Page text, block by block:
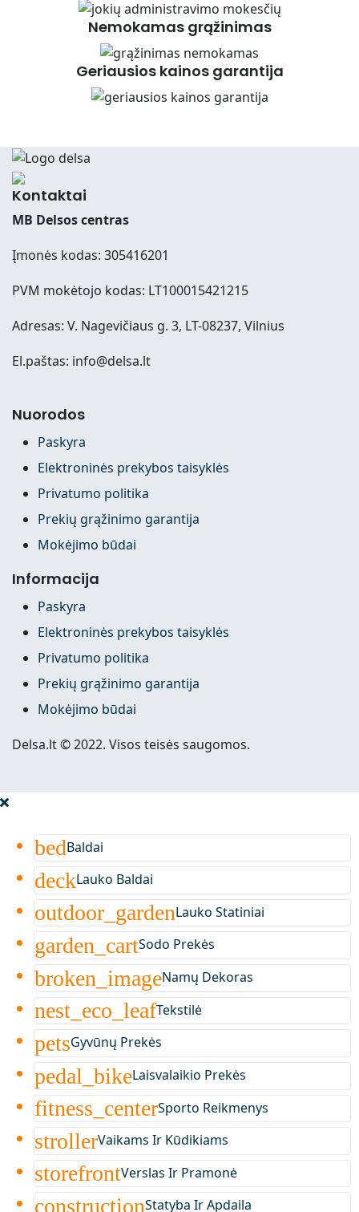
Nemokamas grąžinimas
Geriausios kainos garantija
Kontaktai
MB Delsos centras
Įmonės kodas: 305416201
PVM mokėtojo kodas: LT100015421215
Adresas: V. Nagevičiaus g. 3, LT-08237, Vilnius
El.paštas: info@delsa.lt
Nuorodos
Paskyra
Elektroninės prekybos taisyklės
Privatumo politika
Prekių grąžinimo garantija
Mokėjimo būdai
Informacija
Paskyra
Elektroninės prekybos taisyklės
Privatumo politika
Prekių grąžinimo garantija
Mokėjimo būdai
Delsa.lt © 2022. Visos teisės saugomos.
bedBaldai
deckLauko Baldai
outdoor_gardenLauko Statiniai
garden_cartSodo Prekės
broken_imageNamų Dekoras
nest_eco_leafTekstilė
petsGyvūnų Prekės
pedal_bikeLaisvalaikio Prekės
fitness_centerSporto Reikmenys
strollerVaikams Ir Kūdikiams
storefrontVerslas Ir Pramonė
constructionStatyba Ir Apdaila